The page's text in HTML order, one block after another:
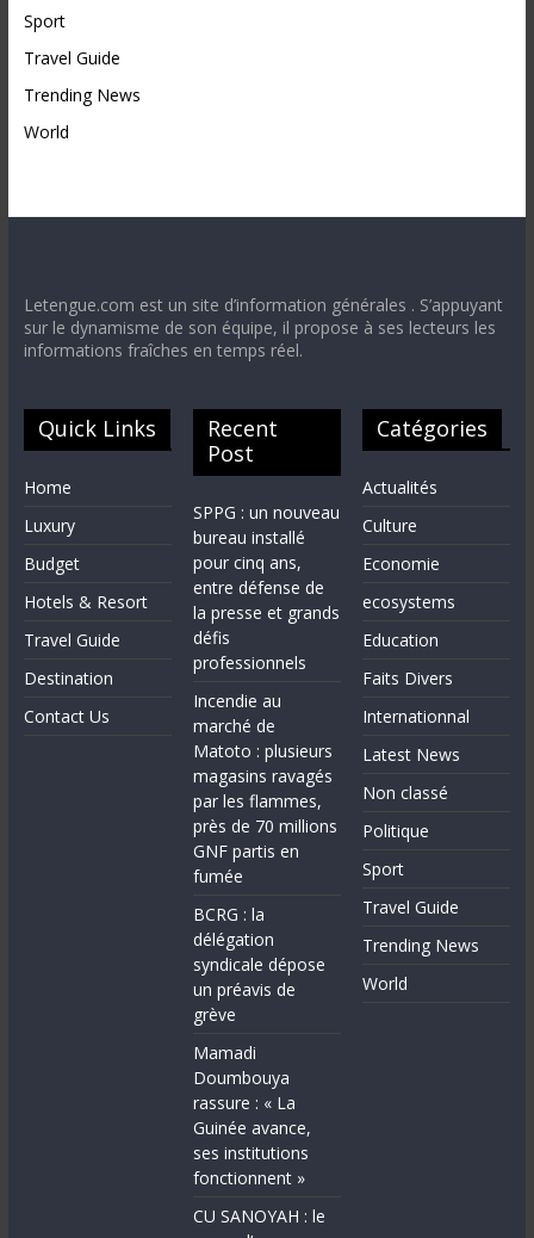
Sport
Travel Guide
Trending News
World
Letengue.com est un site d’information générales . S’appuyant
sur le dynamisme de son équipe, il propose à ses lecteurs les
informations fraîches en temps réel.
Quick Links
Home
Luxury
Budget
Hotels & Resort
Travel Guide
Destination
Contact Us
Recent
Post
SPPG : un nouveau
bureau installé
pour cinq ans,
entre défense de
la presse et grands
défis
professionnels
Incendie au
marché de
Matoto : plusieurs
magasins ravagés
par les flammes,
près de 70 millions
GNF partis en
fumée
BCRG : la
délégation
syndicale dépose
un préavis de
grève
Mamadi
Doumbouya
rassure : « La
Guinée avance,
ses institutions
fonctionnent »
CU SANOYAH : le
Catégories
Actualités
Culture
Economie
ecosystems
Education
Faits Divers
Internationnal
Latest News
Non classé
Politique
Sport
Travel Guide
Trending News
World